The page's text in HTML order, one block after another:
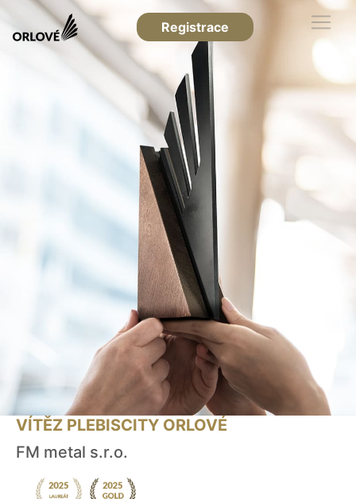
Registrace
VÍTĚZ PLEBISCITY ORLOVÉ
FM metal s.r.o.